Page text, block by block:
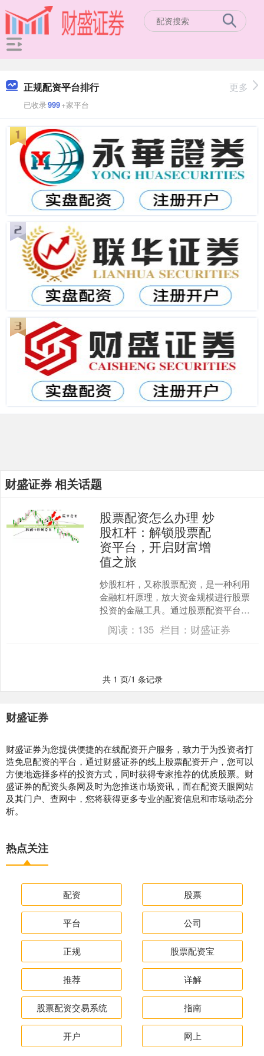
正规配资平台排行
已收录999+家平台
更多
财盛证券 相关话题
股票配资怎么办理 炒
股杠杆：解锁股票配
资平台，开启财富增
值之旅
炒股杠杆，又称股票配资，是一种利用
金融杠杆原理，放大资金规模进行股票
投资的金融工具。通过股票配资平台，
投资者可以借用资金，以小博大股票配
资怎么办理，提高投资收益....
阅读： 135 栏目： 财盛证券
共 1 页/1 条记录
财盛证券
财盛证券为您提供便捷的在线配资开户服务，致力于为投资者打
造免息配资的平台，通过财盛证券的线上股票配资开户，您可以
方便地选择多样的投资方式，同时获得专家推荐的优质股票。财
盛证券的配资头条网及时为您推送市场资讯，而在配资天眼网站
及其门户、查网中，您将获得更多专业的配资信息和市场动态分
析。
热点关注
配资 股票
平台 公司
正规 股票配资宝
推荐 详解
股票配资交易系统 指南
开户 网上